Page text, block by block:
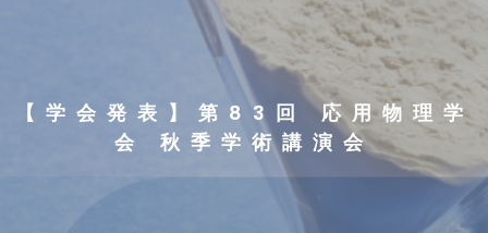
【学会発表】第83回 応用物理学
会 秋季学術講演会